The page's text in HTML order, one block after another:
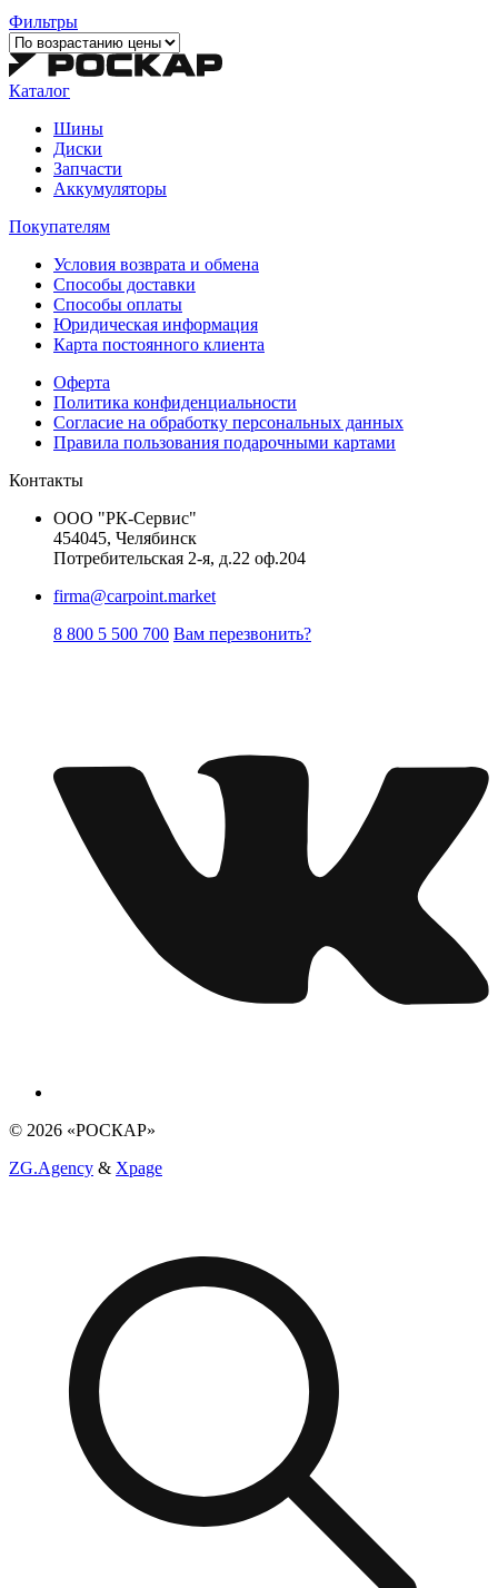
Фильтры
Каталог
Шины
Диски
Запчасти
Аккумуляторы
Покупателям
Условия возврата и обмена
Способы доставки
Способы оплаты
Юридическая информация
Карта постоянного клиента
Оферта
Политика конфиденциальности
Согласие на обработку персональных данных
Правила пользования подарочными картами
Контакты
ООО "РК-Сервис"
454045, Челябинск
Потребительская 2-я, д.22 оф.204
firma@carpoint.market
8 800 5 500 700 Вам перезвонить?
© 2026 «РОСКАР»
ZG.Agency & Xpage